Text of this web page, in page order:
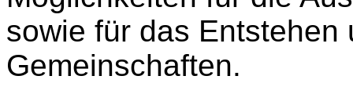
sowie für das Entstehen
Gemeinschaften.